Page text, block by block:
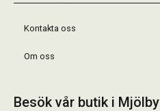
Kontakta oss
Om oss
Besök vår butik i Mjölby